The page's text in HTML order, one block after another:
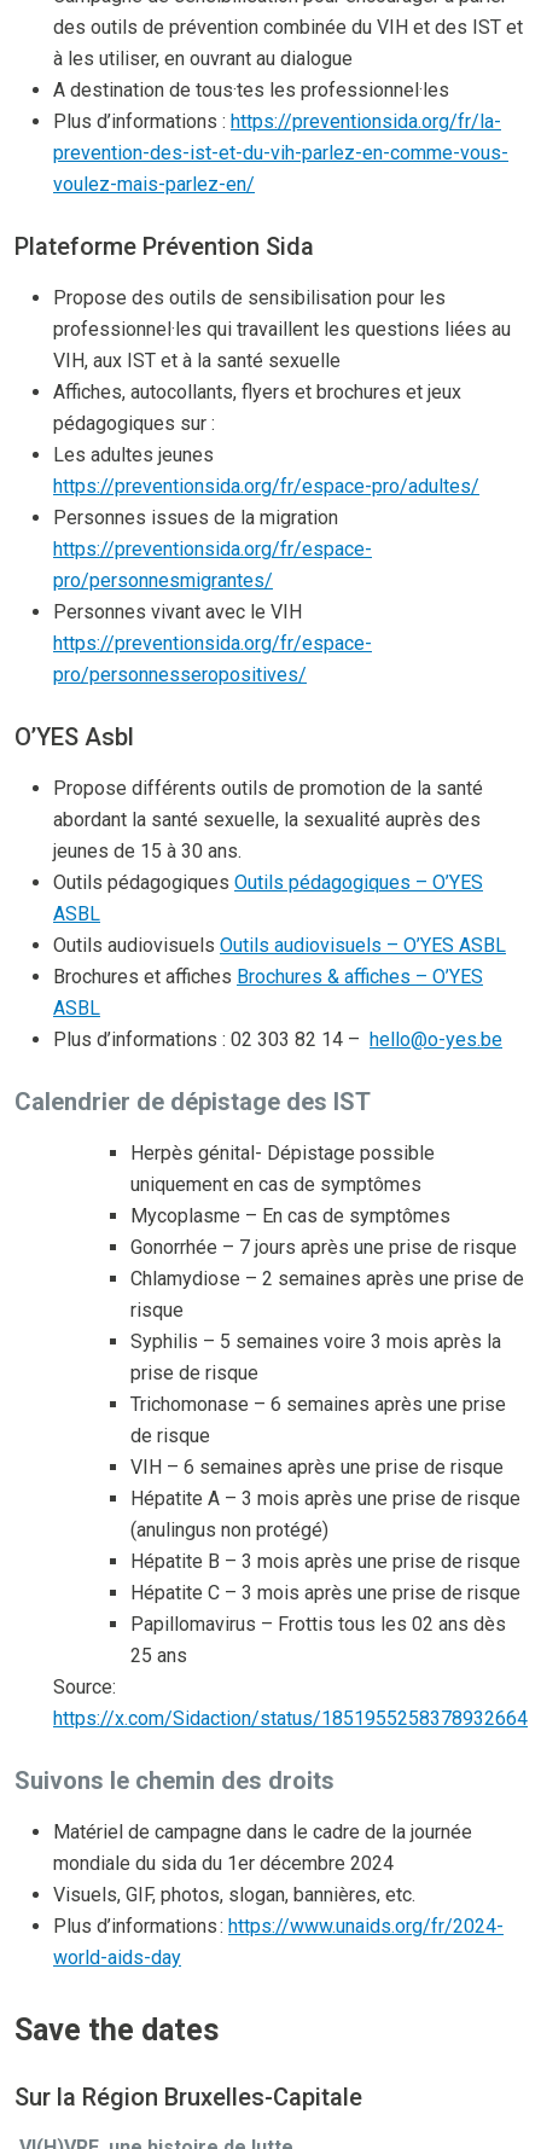
des outils de prévention combinée du VIH et des IST et
à les utiliser, en ouvrant au dialogue
A destination de tous·tes les professionnel·les
Plus d’informations : https://preventionsida.org/fr/la-
prevention-des-ist-et-du-vih-parlez-en-comme-vous-
voulez-mais-parlez-en/
Plateforme Prévention Sida
Propose des outils de sensibilisation pour les
professionnel·les qui travaillent les questions liées au
VIH, aux IST et à la santé sexuelle
Affiches, autocollants, flyers et brochures et jeux
pédagogiques sur :
Les adultes jeunes
https://preventionsida.org/fr/espace-pro/adultes/
Personnes issues de la migration
https://preventionsida.org/fr/espace-
pro/personnesmigrantes/
Personnes vivant avec le VIH
https://preventionsida.org/fr/espace-
pro/personnesseropositives/
O’YES Asbl
Propose différents outils de promotion de la santé
abordant la santé sexuelle, la sexualité auprès des
jeunes de 15 à 30 ans.
Outils pédagogiques Outils pédagogiques – O’YES
ASBL
Outils audiovisuels Outils audiovisuels – O’YES ASBL
Brochures et affiches Brochures & affiches – O’YES
ASBL
Plus d’informations : 02 303 82 14 – hello@o-yes.be
Calendrier de dépistage des IST
Herpès génital- Dépistage possible
uniquement en cas de symptômes
Mycoplasme – En cas de symptômes
Gonorrhée – 7 jours après une prise de risque
Chlamydiose – 2 semaines après une prise de
risque
Syphilis – 5 semaines voire 3 mois après la
prise de risque
Trichomonase – 6 semaines après une prise
de risque
VIH – 6 semaines après une prise de risque
Hépatite A – 3 mois après une prise de risque
(anulingus non protégé)
Hépatite B – 3 mois après une prise de risque
Hépatite C – 3 mois après une prise de risque
Papillomavirus – Frottis tous les 02 ans dès
25 ans
Source:
https://x.com/Sidaction/status/1851955258378932664
Suivons le chemin des droits
Matériel de campagne dans le cadre de la journée
mondiale du sida du 1er décembre 2024
Visuels, GIF, photos, slogan, bannières, etc.
Plus d’informations : https://www.unaids.org/fr/2024-
world-aids-day
Save the dates
Sur la Région Bruxelles-Capitale